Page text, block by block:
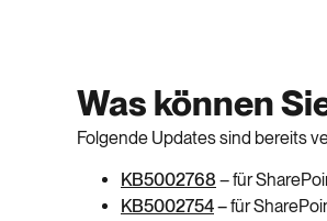
Was können
Folgende Updates sind bereits
KB5002768 – für
KB5002754–für